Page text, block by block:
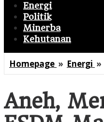
Energi
Politik
Minerba
Kehutanan
Homepage » Energi »
Aneh,